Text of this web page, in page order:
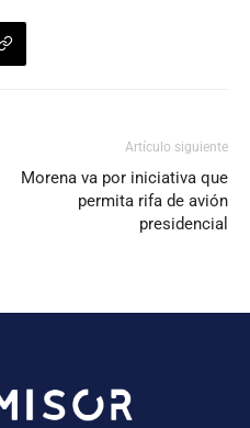
Artículo siguiente
Morena va por iniciativa que
permita rifa de avión
presidencial